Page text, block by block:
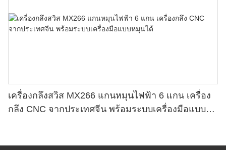
เครื่องกลึงสวิส MX266 แกนหมุนไฟฟ้า 6 แกน เครื่อง
กลึง CNC จากประเทศจีน พร้อมระบบเครื่องมือแบบ